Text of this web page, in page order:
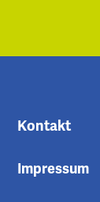
Kontakt
Impressum